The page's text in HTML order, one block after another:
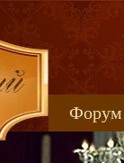
Форум